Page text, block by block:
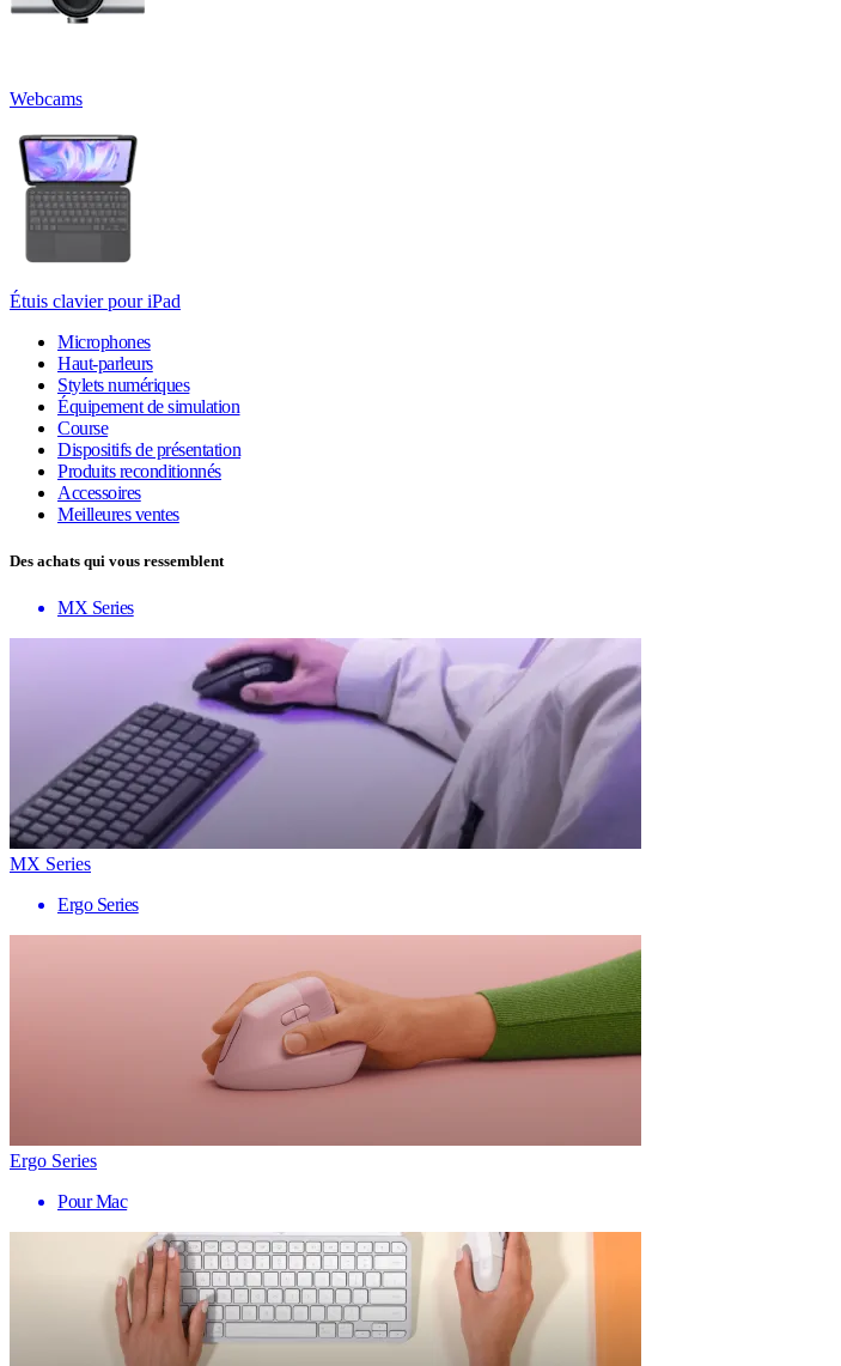
Webcams
Étuis clavier pour iPad
Microphones
Haut-parleurs
Stylets numériques
Équipement de simulation
Course
Dispositifs de présentation
Produits reconditionnés
Accessoires
Meilleures ventes
Des achats qui vous ressemblent
MX Series
MX Series
Ergo Series
Ergo Series
Pour Mac